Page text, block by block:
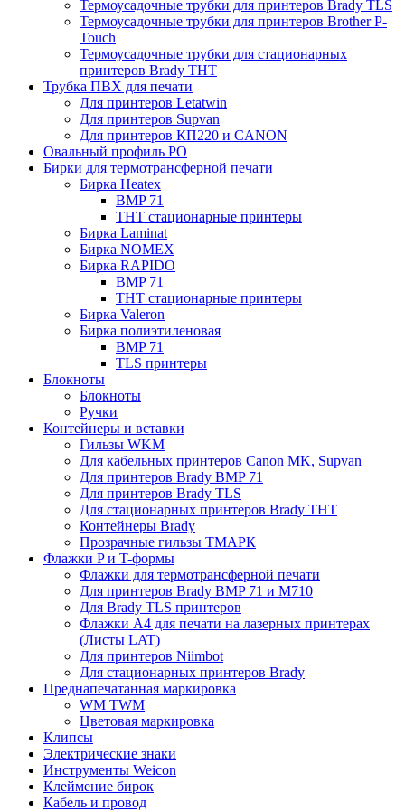
Термоусадочные трубки для принтеров Brady TLS
Термоусадочные трубки для принтеров Brother P-
Touch
Термоусадочные трубки для стационарных
принтеров Brady THT
Трубка ПВХ для печати
Для принтеров Letatwin
Для принтеров Supvan
Для принтеров КП220 и CANON
Овальный профиль PO
Бирки для термотрансферной печати
Бирка Heatex
BMP 71
THT стационарные принтеры
Бирка Laminat
Бирка NOMEX
Бирка RAPIDO
BMP 71
THT стационарные принтеры
Бирка Valeron
Бирка полиэтиленовая
BMP 71
TLS принтеры
Блокноты
Блокноты
Ручки
Контейнеры и вставки
Гильзы WKM
Для кабельных принтеров Canon MK, Supvan
Для принтеров Brady BMP 71
Для принтеров Brady TLS
Для стационарных принтеров Brady THT
Контейнеры Brady
Прозрачные гильзы ТМАРК
Флажки P и T-формы
Флажки для термотрансферной печати
Для принтеров Brady BMP 71 и M710
Для Brady TLS принтеров
Флажки A4 для печати на лазерных принтерах
(Листы LAT)
Для принтеров Niimbot
Для стационарных принтеров Brady
Преднапечатанная маркировка
WM TWM
Цветовая маркировка
Клипсы
Электрические знаки
Инструменты Weicon
Клеймение бирок
Кабель и провод